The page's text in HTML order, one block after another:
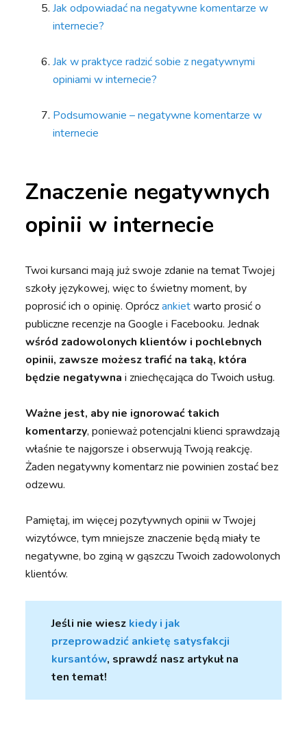
Jak odpowiadać na negatywne komentarze w
internecie?
Jak w praktyce radzić sobie z negatywnymi
opiniami w internecie?
Podsumowanie – negatywne komentarze w
internecie
Znaczenie negatywnych
opinii w internecie
Twoi kursanci mają już swoje zdanie na temat Twojej
szkoły językowej, więc to świetny moment, by
poprosić ich o opinię. Opróczankietwarto prosić o
publiczne recenzje na Google i Facebooku. Jednak
wśród zadowolonych klientów i pochlebnych
opinii, zawsze możesz trafić na taką, która
będzie negatywna i zniechęcająca do Twoich usług.
Ważne jest, aby nie ignorować takich
komentarzy, ponieważ potencjalni klienci sprawdzają
właśnie te najgorsze i obserwują Twoją reakcję.
Żaden negatywny komentarz nie powinien zostać bez
odzewu.
Pamiętaj, im więcej pozytywnych opinii w Twojej
wizytówce, tym mniejsze znaczenie będą miały te
negatywne, bo zginą w gąszczu Twoich zadowolonych
klientów.
Jeśli nie wiesz kiedy i jak
przeprowadzić ankietę satysfakcji
kursantów, sprawdź nasz artykuł na
ten temat!